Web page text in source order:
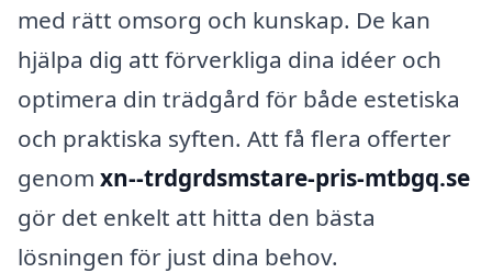
med rätt omsorg och kunskap. De kan
hjälpa dig att förverkliga dina idéer och
optimera din trädgård för både estetiska
och praktiska syften. Att få flera offerter
genom xn--trdgrdsmstare-pris-mtbgq.se
gör det enkelt att hitta den bästa
lösningen för just dina behov.